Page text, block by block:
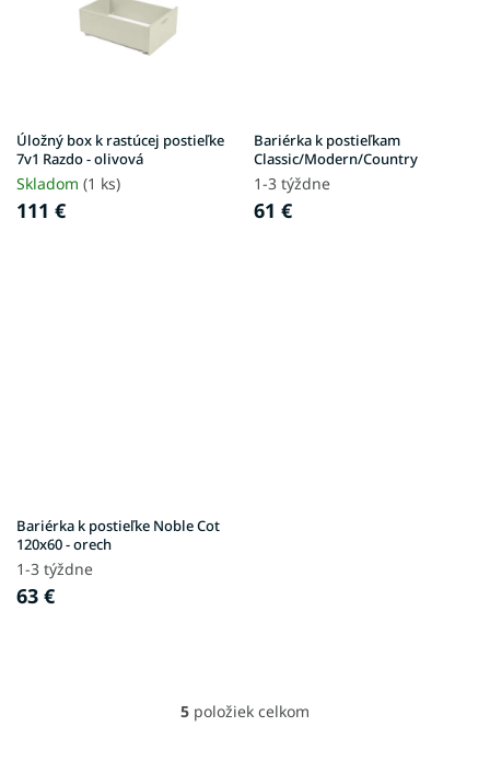
Úložný box k rastúcej postieľke
7v1 Razdo - olivová
Skladom (1 ks)
111 €
Bariérka k postieľkam
Classic/Modern/Country
1-3 týždne
61 €
Bariérka k postieľke Noble Cot
120x60 - orech
1-3 týždne
63 €
O
5 položiek celkom